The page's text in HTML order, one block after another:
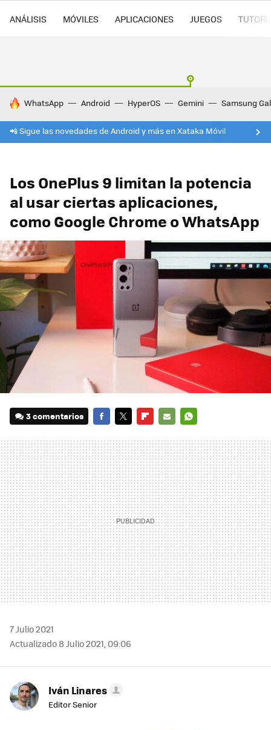
ANÁLISIS MÓVILES APLICACIONES JUEGOS
HOY SE HABLA DE
WhatsApp Android HyperOS Gemini Samsung
📲 Sigue las novedades de Android y más en Xataka Móvil
Los OnePlus 9 limitan la potencia
al usar ciertas aplicaciones,
como Google Chrome o WhatsApp
3 comentarios
MAIL
7 Julio 2021
Actualizado 8 Julio 2021, 09:06
Iván Linares
Editor Senior